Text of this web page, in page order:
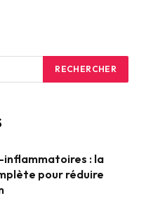
: la
pour réduire